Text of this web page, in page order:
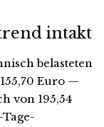
intakt
belasteten
Euro —
von 195,54